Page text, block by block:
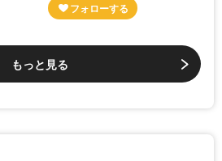
もっと見る